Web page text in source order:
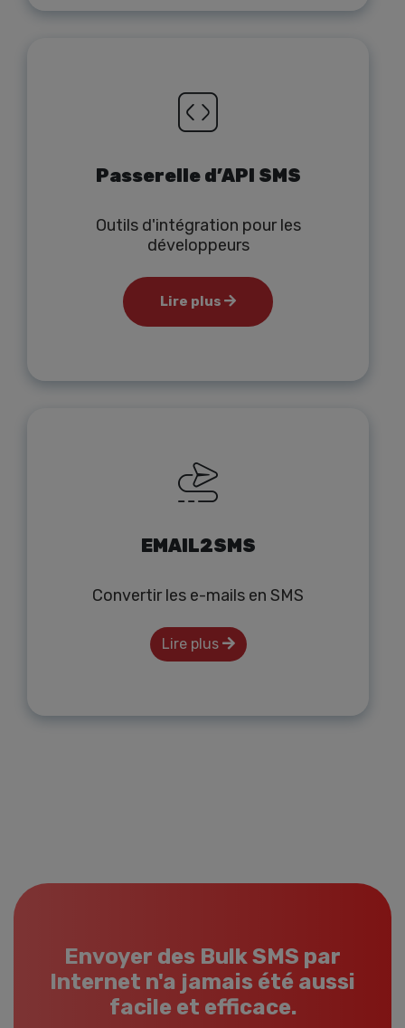
Passerelle d’API SMS
Outils d'intégration pour les
développeurs
Lire plus
EMAIL2SMS
Convertir les e-mails en SMS
Lire plus
Envoyer des Bulk SMS par
Internet n'a jamais été aussi
facile et efficace.